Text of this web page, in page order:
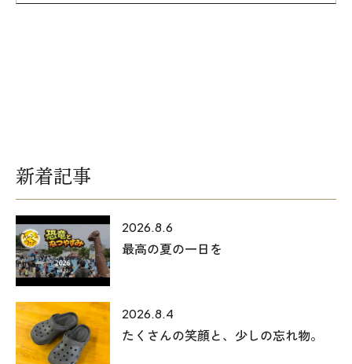
新着記事
2026.8.6
最高の夏の一日を
2026.8.4
たくさんの笑顔と、少しの忘れ物。